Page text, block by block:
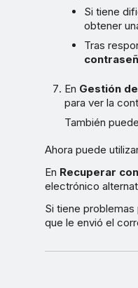
Si tiene
obtener
Tras
En Gestión
para ver la
También
Ahora puede
En Recuperar
electrónico
Si tiene
que le envió el